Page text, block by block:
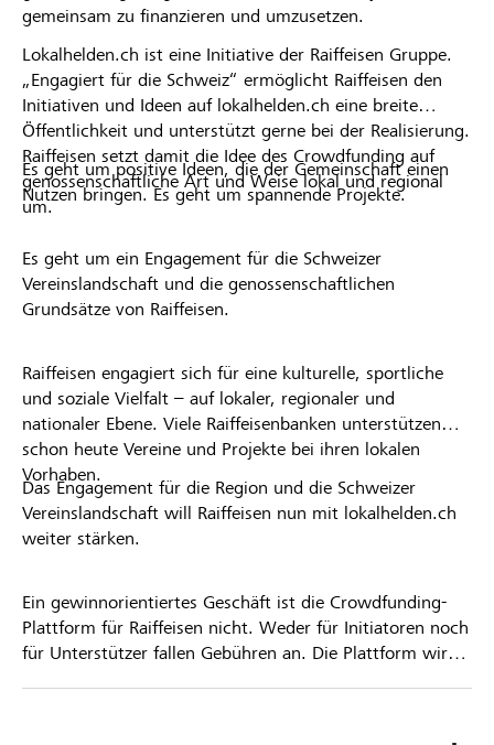
gemeinsam zu finanzieren und umzusetzen.
Lokalhelden.ch ist eine Initiative der Raiffeisen Gruppe.
„Engagiert für die Schweiz“ ermöglicht Raiffeisen den
Initiativen und Ideen auf lokalhelden.ch eine breite
Öffentlichkeit und unterstützt gerne bei der Realisierung.
Raiffeisen setzt damit die Idee des Crowdfunding auf
genossenschaftliche Art und Weise lokal und regional
um.
Es geht um positive Ideen, die der Gemeinschaft einen
Nutzen bringen. Es geht um spannende Projekte.
Es geht um ein Engagement für die Schweizer
Vereinslandschaft und die genossenschaftlichen
Grundsätze von Raiffeisen.
Raiffeisen engagiert sich für eine kulturelle, sportliche
und soziale Vielfalt – auf lokaler, regionaler und
nationaler Ebene. Viele Raiffeisenbanken unterstützen
schon heute Vereine und Projekte bei ihren lokalen
Vorhaben.
Das Engagement für die Region und die Schweizer
Vereinslandschaft will Raiffeisen nun mit lokalhelden.ch
weiter stärken.
Ein gewinnorientiertes Geschäft ist die Crowdfunding-
Plattform für Raiffeisen nicht. Weder für Initiatoren noch
für Unterstützer fallen Gebühren an. Die Plattform wird